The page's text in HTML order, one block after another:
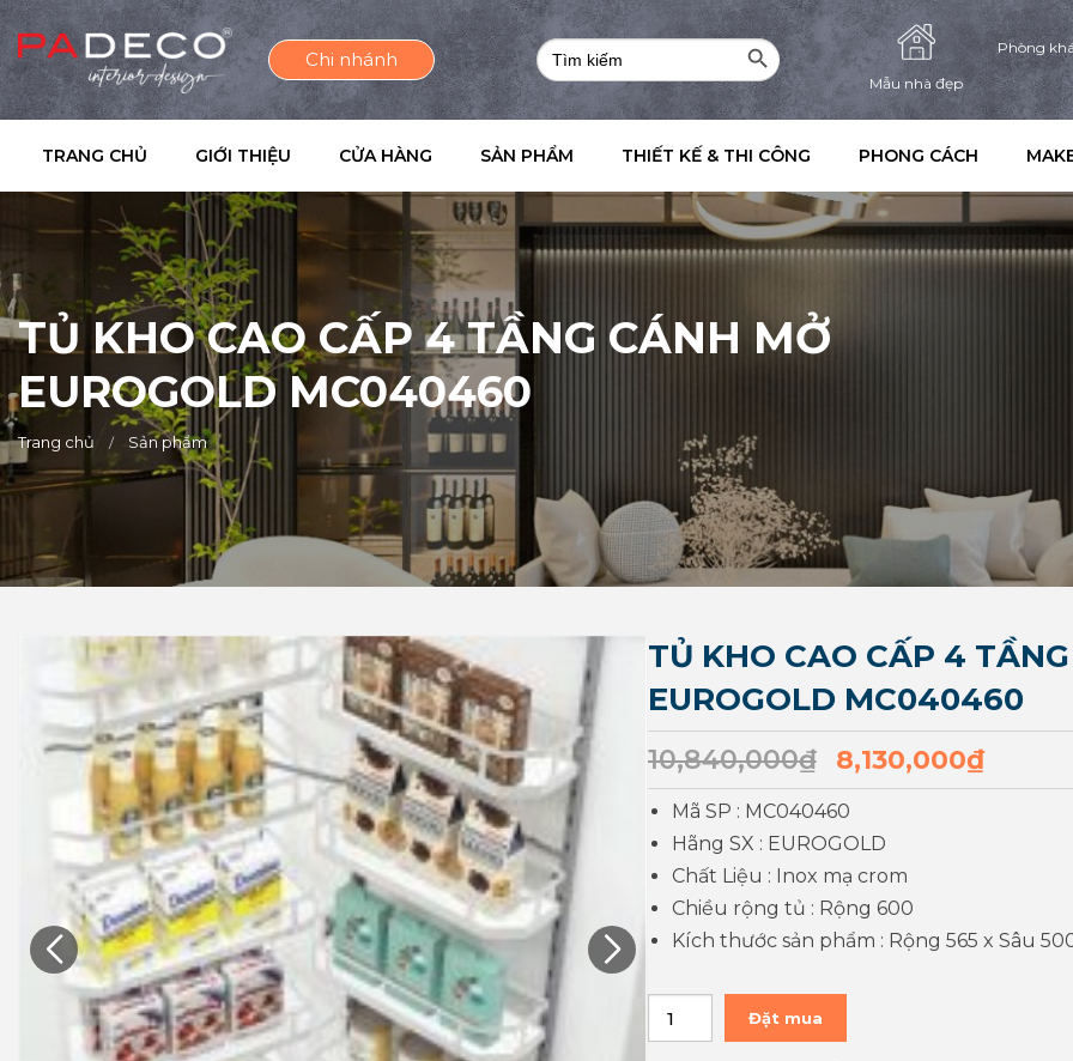
Chi nhánh
Search
for:
Search Button
Mẫu nhà đẹp
Phòng
TRANG CHỦ GIỚI THIỆU CỬA HÀNG SẢN PHẨM THIẾT KẾ & THI CÔNG PHONG CÁCH
TỦ KHO CAO CẤP 4 TẦNG CÁNH MỞ
EUROGOLD MC040460
Trang chủ Sản phẩm
TỦ KHO CAO CẤP 4
EUROGOLD MC040460
10,840,000₫ 8,130,000₫
Đặt mua
Mã SP : MC040460
Hãng SX : EUROGOLD
Chất Liệu : Inox mạ crom
Chiều rộng tủ : Rộng 600
Kích thước sản phẩm : Rộng 565 x Sâu 500